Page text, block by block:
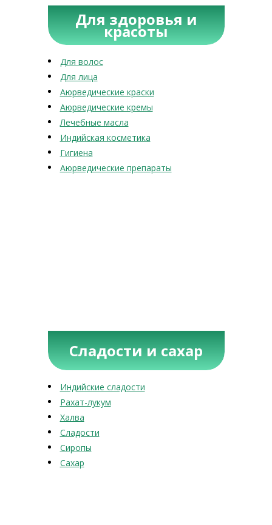
Для здоровья и
красоты
Для волос
Для лица
Аюрведические краски
Аюрведические кремы
Лечебные масла
Индийская косметика
Гигиена
Аюрведические препараты
Сладости и сахар
Индийские сладости
Рахат-лукум
Халва
Сладости
Сиропы
Сахар